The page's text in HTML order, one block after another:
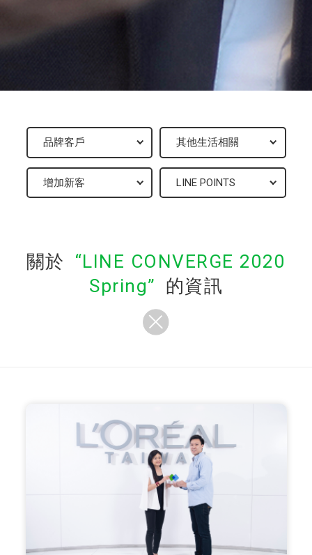
關於
LINE CONVERGE 2020
Spring
的資訊